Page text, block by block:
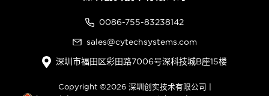
0086-755-83238142
sales@cytechsystems.com
深圳市福田区彩田路7006号深科技城B座15楼
Copyright ©2026 深圳创实技术有限公司 |